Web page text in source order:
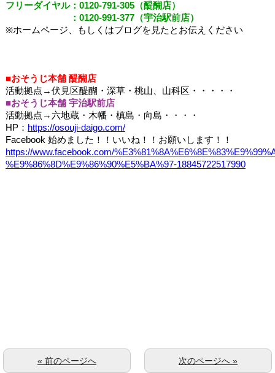
フリーダイヤル： 0120-791-305（醍醐店）
： 0120-991-377（宇治駅前店）
※ホームページ、もしくはブログを見たとお伝えください
■おそうじ本舗 醍醐店
活動拠点 →伏見区醍醐・深草・桃山、山科区・・・・・
■おそうじ本舗 宇治駅前店
活動拠点 →六地蔵・木幡・槙島・向島・・・・
HP： https://osouji-daigo.com/
Facebook 始めました！！いいね！！お願いします！！
https://www.facebook.com/
%E9%86%8D%E9%86%90%E5%BA%97-18845722517990
次のページへ »
« 前のページへ